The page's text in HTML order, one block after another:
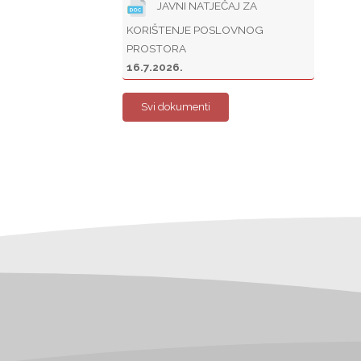
JAVNI NATJEČAJ ZA
KORIŠTENJE POSLOVNOG
PROSTORA
16.7.2026.
Svi dokumenti